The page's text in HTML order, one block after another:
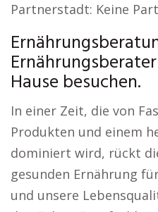
Partnerstadt: Keine
Hause besuchen.
In einer Zeit, die von
Produkten und einem
dominiert wird, rückt
gesunden Ernährung
und unsere